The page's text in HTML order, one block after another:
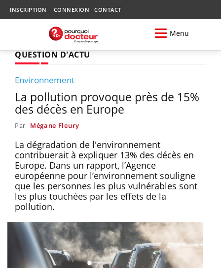
INSCRIPTION CONNEXION CONTACT
Menu
QUESTION D'ACTU
Environnement
La pollution provoque près de 15%
des décès en Europe
Par Mégane Fleury
La dégradation de l'environnement
contribuerait à expliquer 13% des décès en
Europe. Dans un rapport, l’Agence
européenne pour l’environnement souligne
que les personnes les plus vulnérables sont
les plus touchées par les effets de la
pollution.